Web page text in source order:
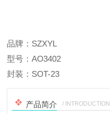
品牌：SZXYL
型号：AO3402
封装：SOT-23
产品简介 / INTRODUCTION